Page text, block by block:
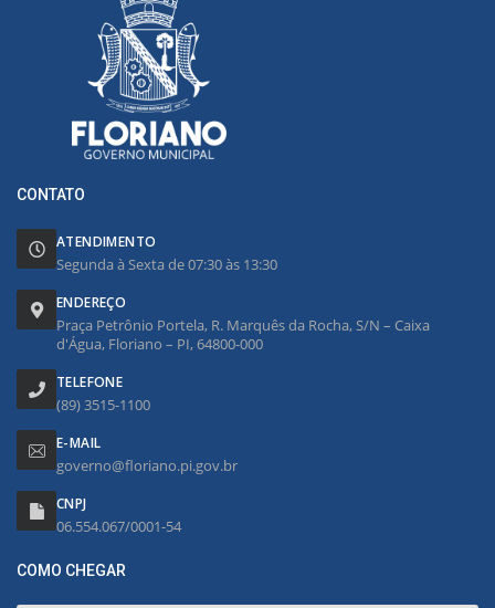
CONTATO
ATENDIMENTO
Segunda à Sexta de 07:30 às 13:30
ENDEREÇO
Praça Petrônio Portela, R. Marquês da Rocha, S/N – Caixa
d'Água, Floriano – PI, 64800-000
TELEFONE
(89) 3515-1100
E-MAIL
governo@floriano.pi.gov.br
CNPJ
06.554.067/0001-54
COMO CHEGAR